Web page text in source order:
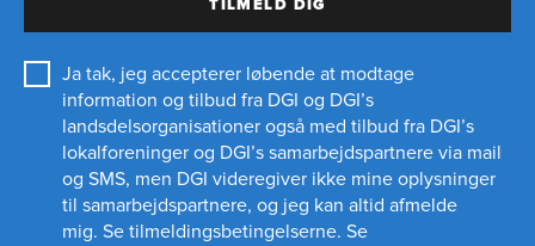
TILMELD DIG
Ja tak, jeg accepterer løbende at modtage
information og tilbud fra DGI og DGI’s
landsdelsorganisationer også med tilbud fra DGI’s
lokalforeninger og DGI’s samarbejdspartnere via mail
og SMS, men DGI videregiver ikke mine oplysninger
til samarbejdspartnere, og jeg kan altid afmelde
mig. Se tilmeldingsbetingelserne. Se